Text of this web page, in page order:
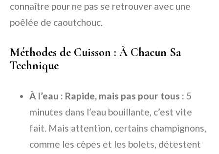
connaître pour ne pas se retrouver avec une
poêlée de caoutchouc.
Méthodes de Cuisson : À Chacun Sa
Technique
À l’eau : Rapide, mais pas pour tous : 5
minutes dans l’eau bouillante, c’est vite
fait. Mais attention, certains champignons,
comme les cèpes et les bolets, détestent